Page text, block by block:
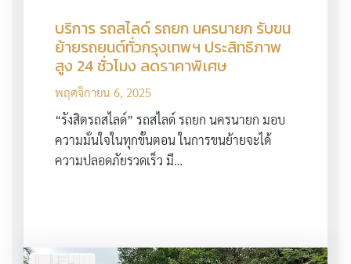
บริการ รถสไลด์ รถยก นครนายก รับขน
ย้ายรถยนต์ทั่วกรุงเทพฯ ประสิทธิภาพ
สูง 24 ชั่วโมง ลดราคาพิเศษ
พฤศจิกายน 6, 2025
“รังสิตรถสไลด์” รถสไลด์ รถยก นครนายก มอบ
ความมั่นใจในทุกขั้นตอน ในการขนย้ายจะได้
ความปลอดภัยรวดเร็ว มี…